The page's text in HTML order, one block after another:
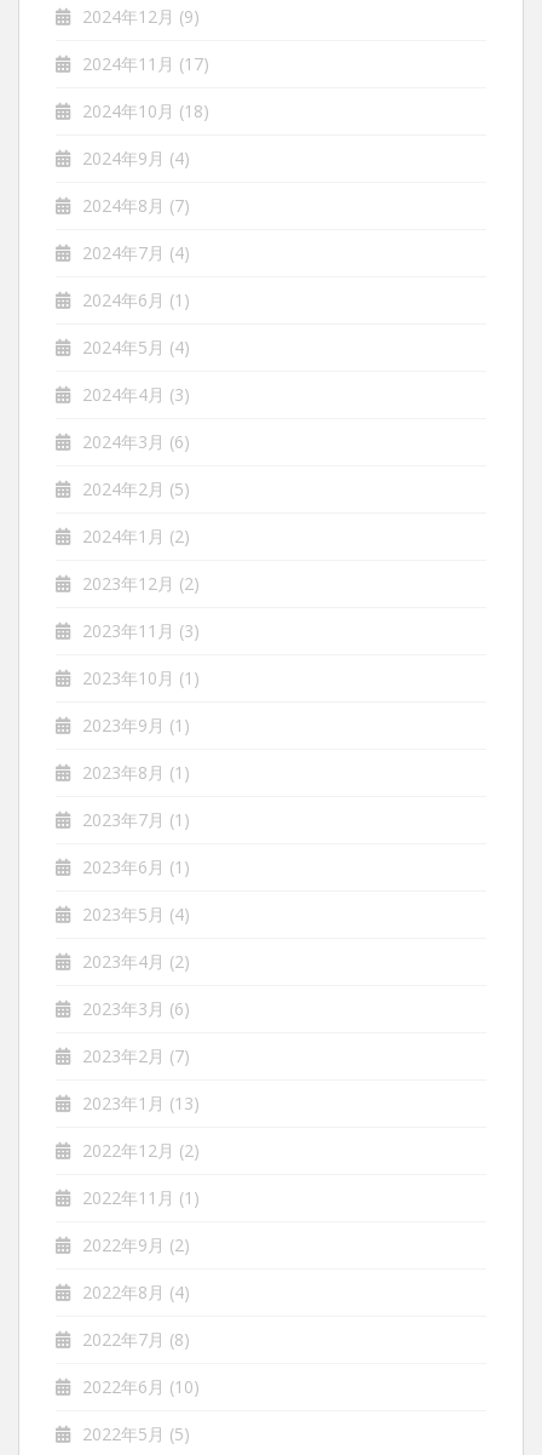
2024年12月 (9)
2024年11月 (17)
2024年10月 (18)
2024年9月 (4)
2024年8月 (7)
2024年7月 (4)
2024年6月 (1)
2024年5月 (4)
2024年4月 (3)
2024年3月 (6)
2024年2月 (5)
2024年1月 (2)
2023年12月 (2)
2023年11月 (3)
2023年10月 (1)
2023年9月 (1)
2023年8月 (1)
2023年7月 (1)
2023年6月 (1)
2023年5月 (4)
2023年4月 (2)
2023年3月 (6)
2023年2月 (7)
2023年1月 (13)
2022年12月 (2)
2022年11月 (1)
2022年9月 (2)
2022年8月 (4)
2022年7月 (8)
2022年6月 (10)
2022年5月 (5)